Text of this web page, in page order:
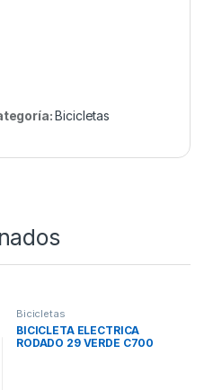
Bicicletas
Bicicletas
BICICLETA ELECTRICA
RODADO 29 VERDE C700